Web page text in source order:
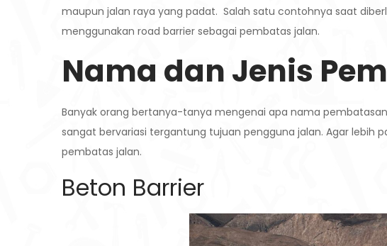
maupun jalan raya yang padat. Salah satu contohnya saat
menggunakan road barrier sebagai pembatas jalan.
Nama dan Jenis
Banyak orang bertanya-tanya mengenai apa nama
sangat bervariasi tergantung tujuan pengguna jalan. Agar lebih
pembatas jalan.
Beton Barrier